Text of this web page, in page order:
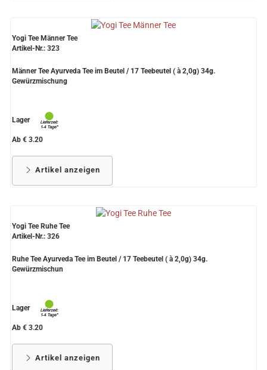
Yogi Tee Männer Tee
Artikel-Nr.: 323
Männer Tee Ayurveda Tee im Beutel / 17 Teebeutel ( à 2,0g) 34g.
Gewürzmischung
Lager
Ab € 3.20
Artikel anzeigen
Yogi Tee Ruhe Tee
Artikel-Nr.: 326
Ruhe Tee Ayurveda Tee im Beutel / 17 Teebeutel ( à 2,0g) 34g.
Gewürzmischun
Lager
Ab € 3.20
Artikel anzeigen